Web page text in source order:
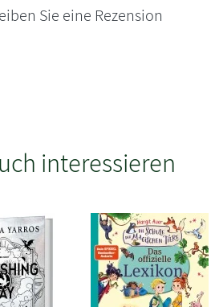
Sie eine Rezension
interessieren